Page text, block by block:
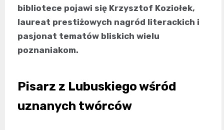
bibliotece pojawi się Krzysztof Koziołek,
laureat prestiżowych nagród literackich i
pasjonat tematów bliskich wielu
poznaniakom.
Pisarz z Lubuskiego wśród
uznanych twórców